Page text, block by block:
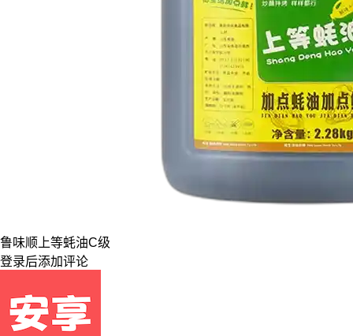
鲁味顺 上等蚝油C级
登录后添加评论